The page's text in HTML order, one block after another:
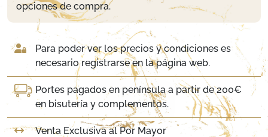
opciones de compra.
Para poder ver los precios y condiciones es
necesario registrarse en la página web.
Portes pagados en península a partir de 200€
en bisutería y complementos.
Venta Exclusiva al Por Mayor